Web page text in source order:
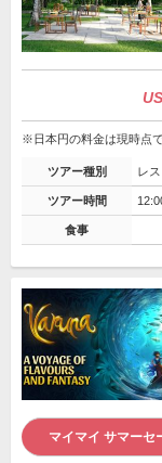
※日本円の料金は現時点
ツアー種別 レ
ツアー時間
食事
マイマイ サマーセ